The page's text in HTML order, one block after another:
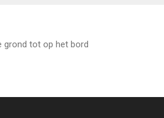
grond tot op het bord